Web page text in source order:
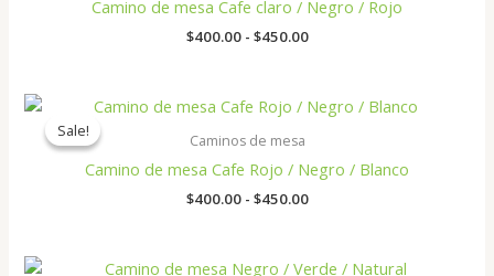
Camino de mesa Cafe claro / Negro / Rojo
$400.00 - $450.00
$400.00
hasta
Sale!
Sale!
Caminos de mesa
Camino de mesa Cafe Rojo / Negro / Blanco
$400.00 - $450.00
Rango
$400.00
hasta
Rango